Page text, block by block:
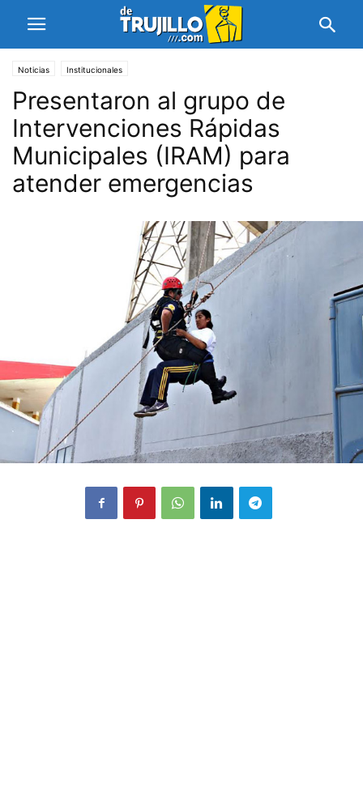
Noticias Institucionales
Presentaron al grupo de
Intervenciones Rápidas
Municipales (IRAM) para
atender emergencias